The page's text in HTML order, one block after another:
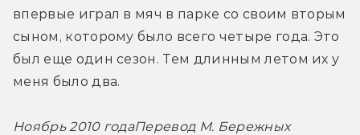
впервые играл в мяч в парке со своим вторым
сыном, которому было всего четыре года. Это
был еще один сезон. Тем длинным летом их у
меня было два.
Ноябрь 2010 годаПеревод М. Бережных